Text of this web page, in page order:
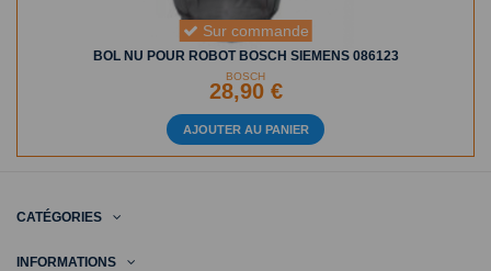
Sur commande
BOL NU POUR ROBOT BOSCH SIEMENS 086123
BOSCH
28,90 €
AJOUTER AU PANIER
CATÉGORIES
INFORMATIONS